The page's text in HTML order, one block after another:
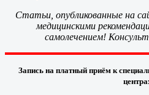
Статьи, опубликованные на
медицинскими
самолечением!
Запись на платный приём к